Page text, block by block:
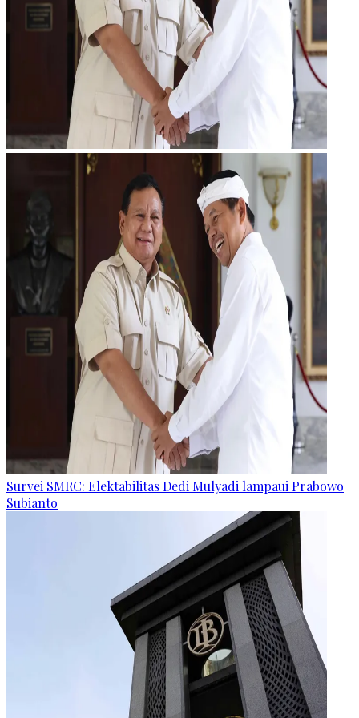
Survei SMRC: Elektabilitas Dedi Mulyadi lampaui Prabowo
Subianto